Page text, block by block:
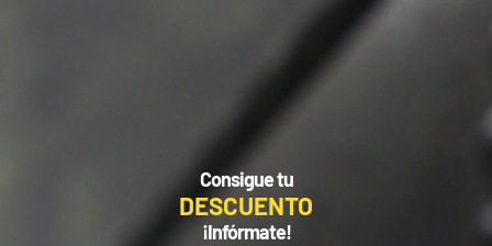
Consigue tu
DESCUENTO
¡Infórmate!